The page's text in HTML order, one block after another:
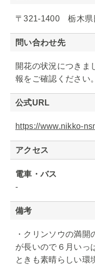
〒321-1400 栃木県
問い合わせ先
開花の状況につきま
報をご確認ください。
公式URL
https://www.nikko-
アクセス
電車・バス
‐
備考
・クリンソウの満
が長いので６月いっ
ときも素晴らしい環